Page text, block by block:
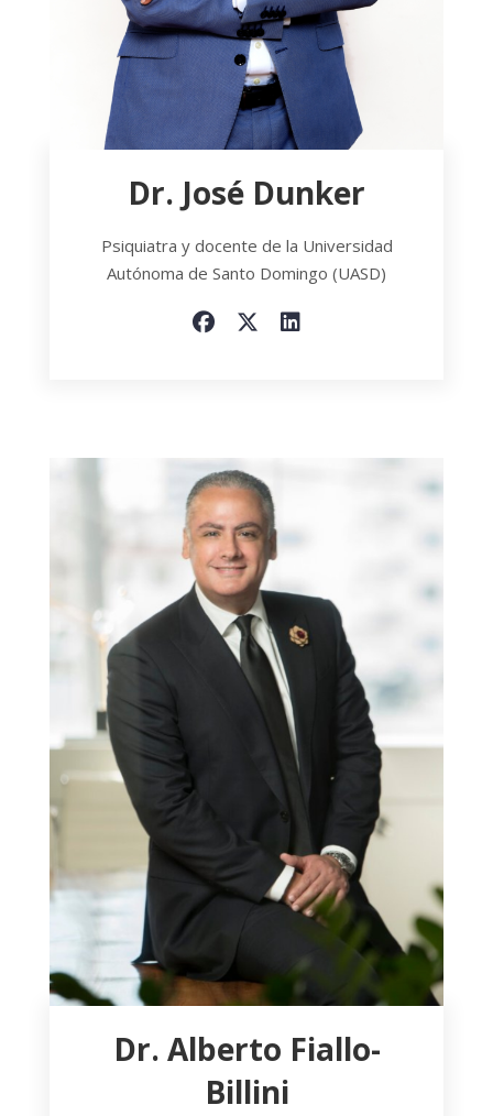
Dr. José Dunker
Psiquiatra y docente de la Universidad
Autónoma de Santo Domingo (UASD)
Dr. Alberto Fiallo-
Billini